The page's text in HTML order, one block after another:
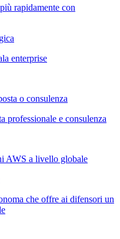
rapidamente con
enterprise
o consulenza
professionale e consulenza
AWS a livello globale
che offre ai difensori un